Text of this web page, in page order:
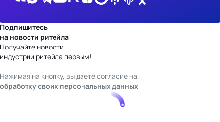
Подпишитесь
на новости ритейла
Получайте новости
индустрии ритейла первым!
Нажимая на кнопку, вы даете согласие на
обработку своих персональных данных